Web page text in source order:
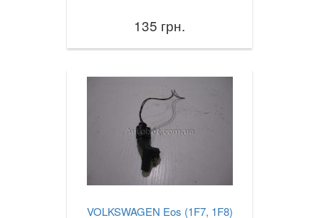
135 грн.
VOLKSWAGEN Eos (1F7, 1F8)